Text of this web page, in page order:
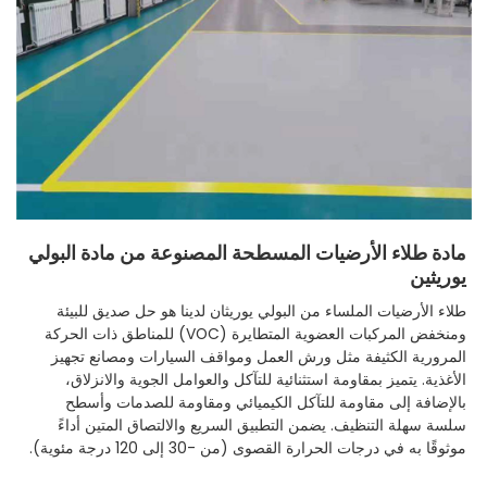
مادة طلاء الأرضيات المسطحة المصنوعة من مادة البولي
يوريثين
طلاء الأرضيات الملساء من البولي يوريثان لدينا هو حل صديق للبيئة
ومنخفض المركبات العضوية المتطايرة (VOC) للمناطق ذات الحركة
المرورية الكثيفة مثل ورش العمل ومواقف السيارات ومصانع تجهيز
الأغذية. يتميز بمقاومة استثنائية للتآكل والعوامل الجوية والانزلاق،
بالإضافة إلى مقاومة للتآكل الكيميائي ومقاومة للصدمات وأسطح
سلسة سهلة التنظيف. يضمن التطبيق السريع والالتصاق المتين أداءً
موثوقًا به في درجات الحرارة القصوى (من -30 إلى 120 درجة مئوية).